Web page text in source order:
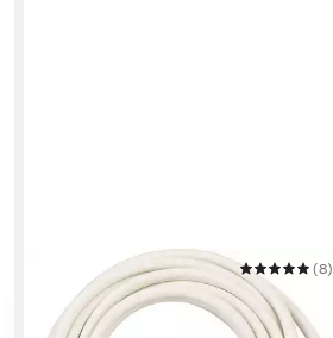
BRENNENSTUHL
H05VV-F3G1,5 5m mit Flachstecker
Verlängerungskabel
(8)